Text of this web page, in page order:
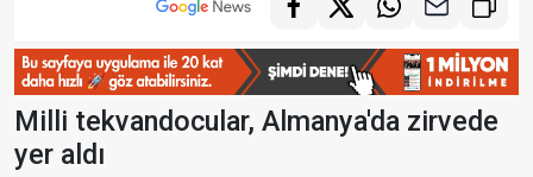
Milli tekvandocular, Almanya'da zirvede
yer aldı